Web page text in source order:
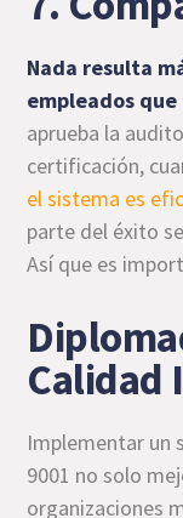
Nada resulta
empleados
aprueba la
certificación,
el sistema es
parte del éxito
Así que es
Calidad
Implementar un
9001 no solo
organizaciones